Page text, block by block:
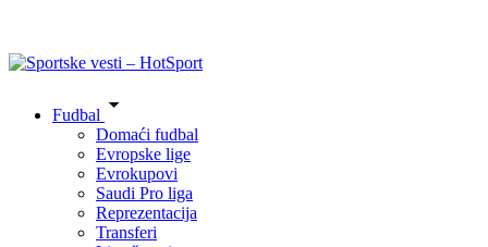
Fudbal
Domaći fudbal
Evropske lige
Evrokupovi
Saudi Pro liga
Reprezentacija
Transferi